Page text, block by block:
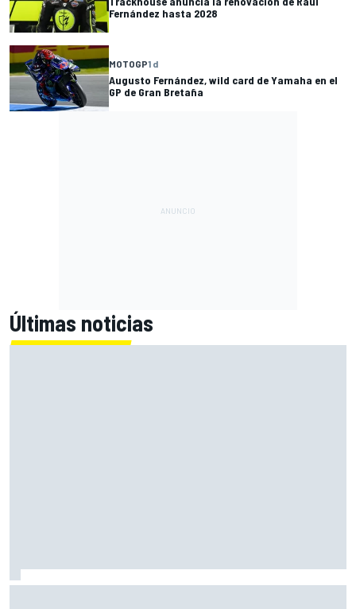
Fernández hasta 2028
MOTOGP1 d
Augusto Fernández, wild card de Yamaha en el
GP de Gran Bretaña
Últimas noticias